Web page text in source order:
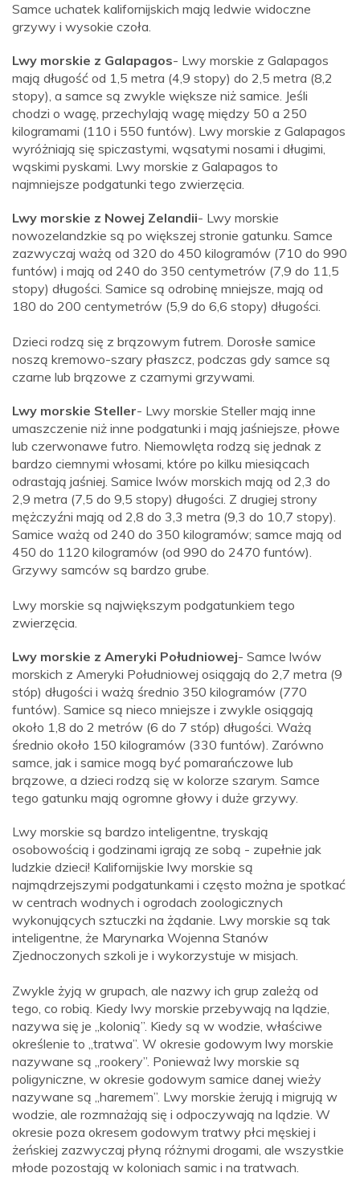
Samce uchatek kalifornijskich mają ledwie widoczne
grzywy i wysokie czoła.
Lwy morskie z Galapagos- Lwy morskie z Galapagos
mają długość od 1,5 metra (4,9 stopy) do 2,5 metra (8,2
stopy), a samce są zwykle większe niż samice. Jeśli
chodzi o wagę, przechylają wagę między 50 a 250
kilogramami (110 i 550 funtów). Lwy morskie z Galapagos
wyróżniają się spiczastymi, wąsatymi nosami i długimi,
wąskimi pyskami. Lwy morskie z Galapagos to
najmniejsze podgatunki tego zwierzęcia.
Lwy morskie z Nowej Zelandii- Lwy morskie
nowozelandzkie są po większej stronie gatunku. Samce
zazwyczaj ważą od 320 do 450 kilogramów (710 do 990
funtów) i mają od 240 do 350 centymetrów (7,9 do 11,5
stopy) długości. Samice są odrobinę mniejsze, mają od
180 do 200 centymetrów (5,9 do 6,6 stopy) długości.
Dzieci rodzą się z brązowym futrem. Dorosłe samice
noszą kremowo-szary płaszcz, podczas gdy samce są
czarne lub brązowe z czarnymi grzywami.
Lwy morskie Steller- Lwy morskie Steller mają inne
umaszczenie niż inne podgatunki i mają jaśniejsze, płowe
lub czerwonawe futro. Niemowlęta rodzą się jednak z
bardzo ciemnymi włosami, które po kilku miesiącach
odrastają jaśniej. Samice lwów morskich mają od 2,3 do
2,9 metra (7,5 do 9,5 stopy) długości. Z drugiej strony
mężczyźni mają od 2,8 do 3,3 metra (9,3 do 10,7 stopy).
Samice ważą od 240 do 350 kilogramów; samce mają od
450 do 1120 kilogramów (od 990 do 2470 funtów).
Grzywy samców są bardzo grube.
Lwy morskie są największym podgatunkiem tego
zwierzęcia.
Lwy morskie z Ameryki Południowej- Samce lwów
morskich z Ameryki Południowej osiągają do 2,7 metra (9
stóp) długości i ważą średnio 350 kilogramów (770
funtów). Samice są nieco mniejsze i zwykle osiągają
około 1,8 do 2 metrów (6 do 7 stóp) długości. Ważą
średnio około 150 kilogramów (330 funtów). Zarówno
samce, jak i samice mogą być pomarańczowe lub
brązowe, a dzieci rodzą się w kolorze szarym. Samce
tego gatunku mają ogromne głowy i duże grzywy.
Lwy morskie są bardzo inteligentne, tryskają
osobowością i godzinami igrają ze sobą - zupełnie jak
ludzkie dzieci! Kalifornijskie lwy morskie są
najmądrzejszymi podgatunkami i często można je spotkać
w centrach wodnych i ogrodach zoologicznych
wykonujących sztuczki na żądanie. Lwy morskie są tak
inteligentne, że Marynarka Wojenna Stanów
Zjednoczonych szkoli je i wykorzystuje w misjach.
Zwykle żyją w grupach, ale nazwy ich grup zależą od
tego, co robią. Kiedy lwy morskie przebywają na lądzie,
nazywa się je „kolonią”. Kiedy są w wodzie, właściwe
określenie to „tratwa”. W okresie godowym lwy morskie
nazywane są „rookery”. Ponieważ lwy morskie są
poligyniczne, w okresie godowym samice danej wieży
nazywane są „haremem”. Lwy morskie żerują i migrują w
wodzie, ale rozmnażają się i odpoczywają na lądzie. W
okresie poza okresem godowym tratwy płci męskiej i
żeńskiej zazwyczaj płyną różnymi drogami, ale wszystkie
młode pozostają w koloniach samic i na tratwach.